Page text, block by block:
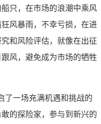
只，在市场的浪潮中乘风
风暴雨，不幸亏损，在进
和风险评估，就像在出征
风，避免成为市场的牺牲
了一场充满机遇和挑战的
的探险家，参与到新兴的